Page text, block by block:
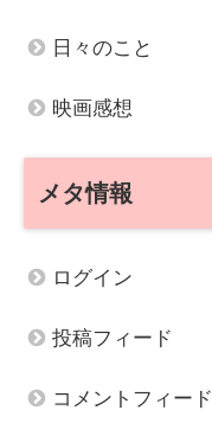
日々のこと
映画感想
メタ情報
ログイン
投稿フィード
コメントフィード